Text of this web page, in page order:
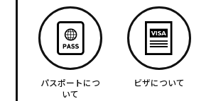
パスポートにつ
いて
ビザについて